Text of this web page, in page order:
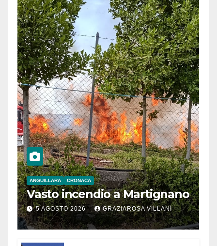
ANGUILLARA CRONACA
Vasto incendio a Martignano
5 AGOSTO 2026 GRAZIAROSA VILLANI